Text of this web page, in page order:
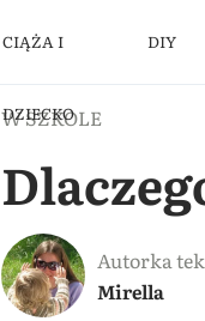
CIĄŻA I
DZIECKO
DIY
W SZKOLE
Autorka
Mirella